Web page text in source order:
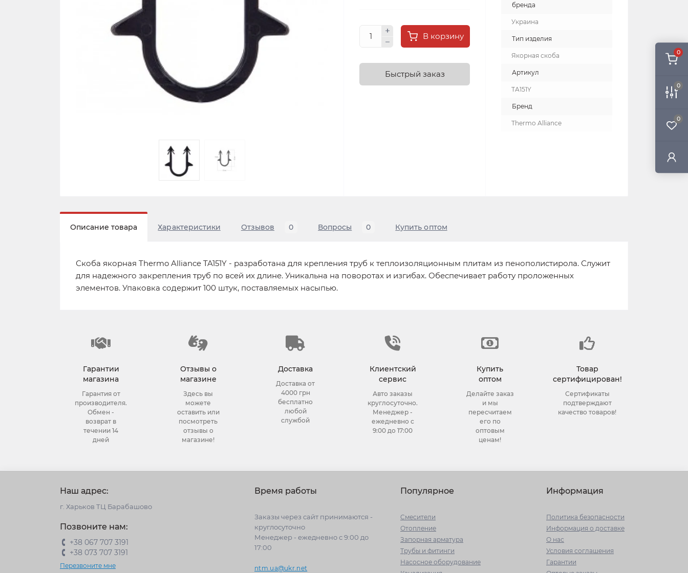
0
0
0
В корзину
Быстрый заказ
бренда
Украина
Тип изделия
Якорная скоба
Артикул
TA151Y
Бренд
Thermo Alliance
Описание товара Характеристики Отзывов 0 Вопросы 0 Купить оптом
Скоба якорная Thermo Alliance TA151Y - разработана для крепления труб к теплоизоляционным плитам из пенополистирола. Служит
для надежного закрепления труб по всей их длине. Уникальна на поворотах и изгибах. Обеспечивает работу проложенных
элементов. Упаковка содержит 100 штук, поставляемых насыпью.
Гарантии
магазина
Гарантия от
производителя.
Обмен -
возврат в
течении 14
дней
Отзывы о
магазине
Здесь вы
можете
оставить или
посмотреть
отзывы о
магазине!
Доставка
Доставка от
4000 грн
бесплатно
любой
службой
Клиентский
сервис
Авто заказы
круглосуточно.
Менеджер -
ежедневно с
9:00 до 17:00
Купить
оптом
Делайте заказ
и мы
пересчитаем
его по
оптовым
ценам!
Товар
сертифицирован!
Сертификаты
подтверждают
качество товаров!
Наш адрес:
г. Харьков ТЦ Барабашово
Позвоните нам:
+38 067 707 3191
+38 073 707 3191
Перезвоните мне
Время работы
Заказы через сайт принимаются -
круглосуточно
Менеджер - ежедневно с 9:00 до
17:00
ntm.ua@ukr.net
Популярное
Cмесители
Отопление
Запорная арматура
Трубы и фитинги
Насосное оборудование
Информация
Политика безопасности
Информация о доставке
О нас
Условия соглашения
Гарантии